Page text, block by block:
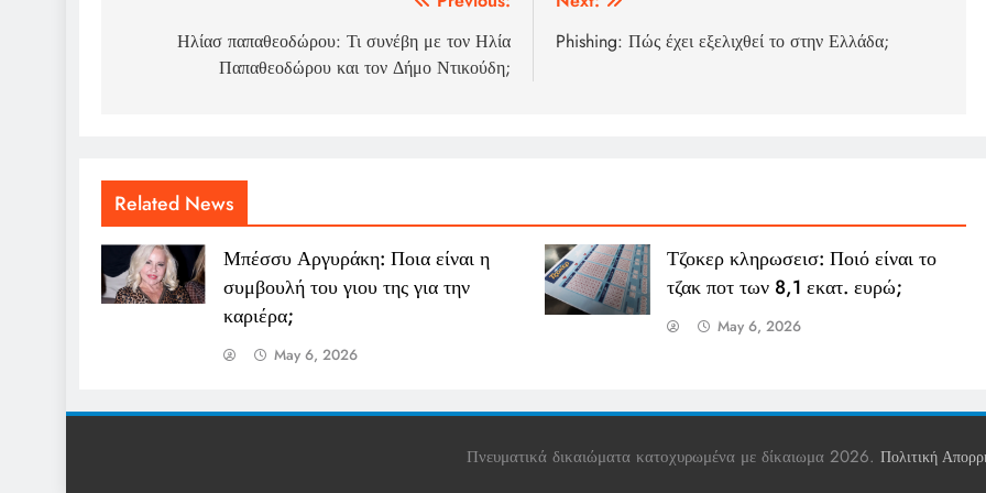
navigation
Ηλίασ παπαθεοδώρου: Τι συνέβη με τον Ηλία
Παπαθεοδώρου και τον Δήμο Ντικούδη;
Phishing: Πώς έχει εξελιχθεί το στην Ελλάδα;
Related News
Μπέσσυ Αργυράκη: Ποια είναι η
συμβουλή του γιου της για την
καριέρα;
May 6, 2026
Τζοκερ κληρωσεισ: Ποιό είναι το
τζακ ποτ των 8,1 εκατ. ευρώ;
May 6, 2026
Πνευματικά δικαιώματα κατοχυρωμένα με δίκαιωμα 2026. Πολιτική